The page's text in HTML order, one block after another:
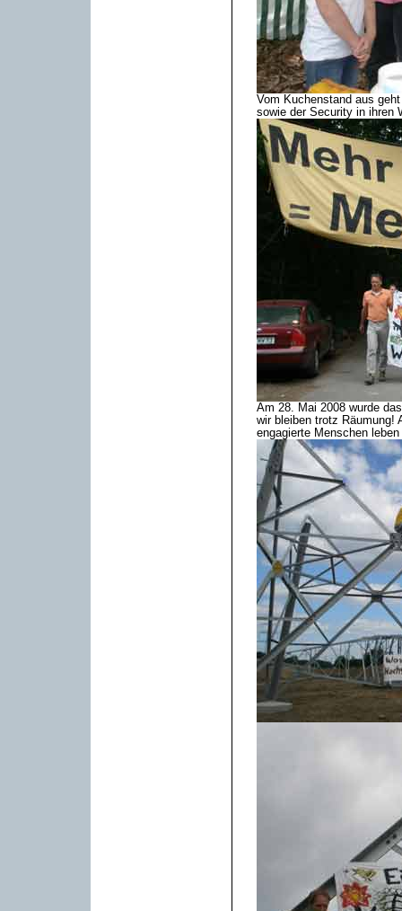
Vom Kuchenstand aus
sowie der Security in ihren
Am 28. Mai 2008 wurde
wir bleiben trotz Räumung!
engagierte Menschen